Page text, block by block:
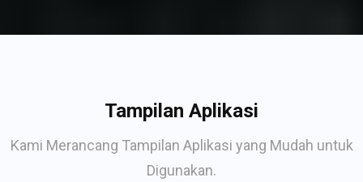
Tampilan Aplikasi
Kami Merancang Tampilan Aplikasi yang Mudah untuk
Digunakan.